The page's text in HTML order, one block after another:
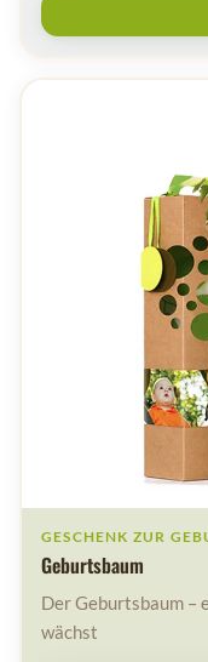
GESCHENK ZUR
Geburtsbaum
Der Geburtsbaum –
wächst